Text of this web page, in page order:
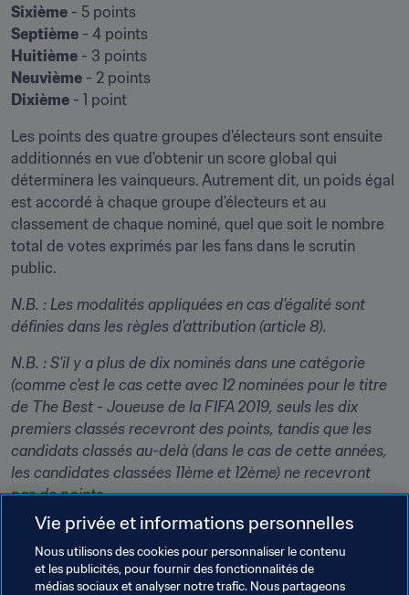
Sixième
Septième
Huitième
Neuvième
Dixième - 1 point
Les points des quatre groupes d'électeurs sont ensuite
additionnés en vue d'obtenir un score global qui
déterminera les vainqueurs. Autrement dit, un poids égal
est accordé à chaque groupe d'électeurs et au
classement de chaque nominé, quel que soit le nombre
total de votes exprimés par les fans dans le scrutin
public.
N.B. : Les modalités appliquées en cas d'égalité sont
définies dans les règles d'attribution (article 8).
N.B. : S'il y a plus de dix nominés dans une catégorie
(comme c'est le cas cette avec 12 nominées pour le titre
de The Best - Joueuse de la FIFA 2019, seuls les dix
premiers classés recevront des points, tandis que les
candidats classés au-delà (dans le cas de cette années,
les candidates classées 11ème et 12ème) ne recevront
pas de points.
Combien de temps le scrutin restera-t-il
ouvert ?
Vie privée et informations personnelles
Nous utilisons des cookies pour personnaliser le contenu
et les publicités, pour fournir des fonctionnalités de
médias sociaux et analyser notre trafic. Nous partageons